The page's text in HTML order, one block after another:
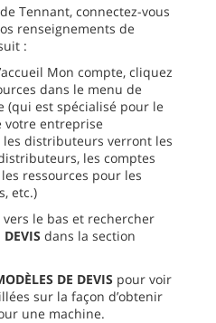
Tennant, connectez-vous
renseignements de
:
Mon compte, cliquez
dans le menu de
(qui est spécialisé pour le
votre entreprise
les distributeurs verront les
les comptes
ressources pour les
etc.)
le bas et rechercher
DEVIS dans la section
DE DEVIS pour voir
sur la façon d’obtenir
une machine.